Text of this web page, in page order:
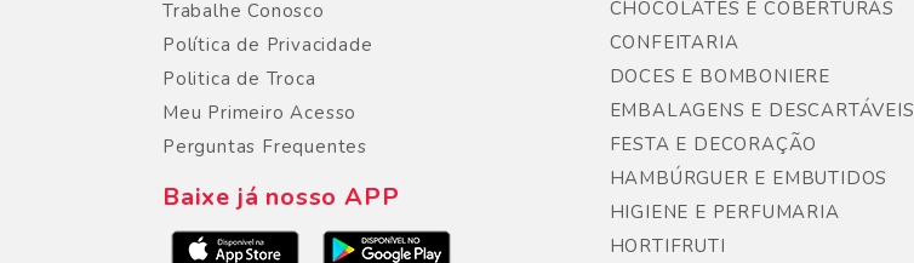
Trabalhe Conosco
Política de Privacidade
Politica de Troca
Meu Primeiro Acesso
Perguntas Frequentes
Baixe já nosso APP
CHOCOLATES E COBERTURAS
CONFEITARIA
DOCES E BOMBONIERE
EMBALAGENS E DESCARTÁVEIS
FESTA E DECORAÇÃO
HAMBÚRGUER E EMBUTIDOS
HIGIENE E PERFUMARIA
HORTIFRUTI